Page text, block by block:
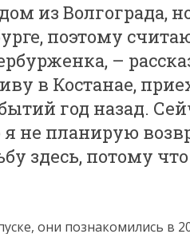
из Волгограда,
поэтому
–
в Костанае,
год назад.
я не планирую
здесь, потому
они познакомились в